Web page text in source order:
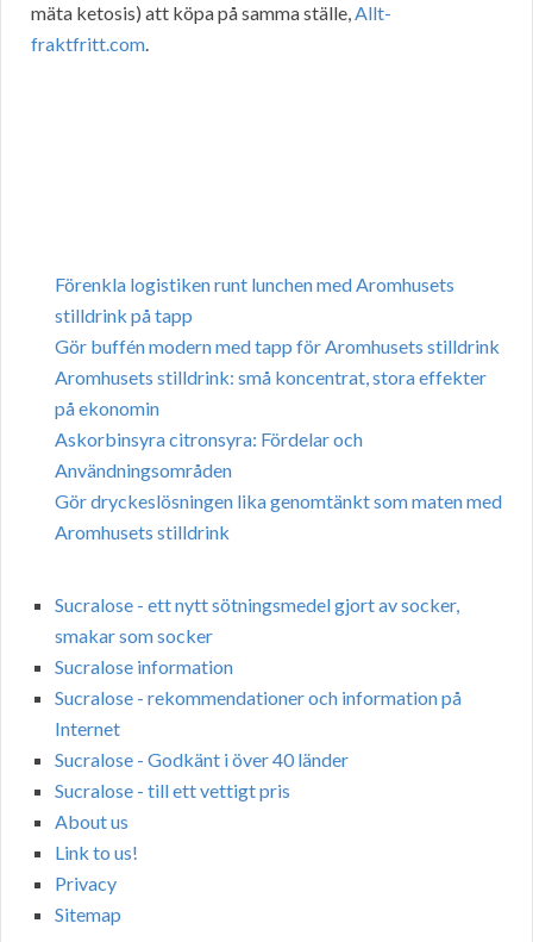
mäta ketosis) att köpa på samma ställe,Allt-
fraktfritt.com.
Förenkla logistiken runt lunchen med Aromhusets
stilldrink på tapp
Gör buffén modern med tapp för Aromhusets stilldrink
Aromhusets stilldrink: små koncentrat, stora effekter
på ekonomin
Askorbinsyra citronsyra: Fördelar och
Användningsområden
Gör dryckeslösningen lika genomtänkt som maten med
Aromhusets stilldrink
Sucralose - ett nytt sötningsmedel gjort av socker,
smakar som socker
Sucralose information
Sucralose - rekommendationer och information på
Internet
Sucralose - Godkänt i över 40 länder
Sucralose - till ett vettigt pris
About us
Link to us!
Privacy
Sitemap